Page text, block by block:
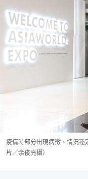
疫情時部分出現病徵、情況穩
片／余俊亮攝）